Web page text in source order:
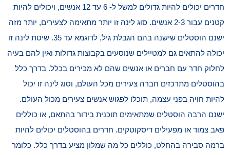
חדרים יכולים להיות גדולים למשל ל- 6 עד 12 אנשים, ויכולים להיות
קטנים עבור 2-3 אנשים. סוג לינה זו יותר מתאימה לצעירים, יותר מזה
ישנם הוסטלים שישנה בהם הגבלת גיל, לדוגמא עד 35. שיטת לינה זו
יכולה להתאים גם למטיילים שנוסעים בקבוצות גדולות ואין להם בעיה
לחלוק חדר עם חברים או אנשים שהם לא מכירים בכלל. בדרך כלל
בהוסטלים מתרכזים חברה צעירים מכל העולם, וסוג לינה זו יכול
להיות חויה בפני עצמה, תוכלו לפגוש אנשים צעירים מכול העולם.
ישנם הרבה הוסטלים שמתאימים תוכנית בידור בהתאם, או כוללים
פאב צמוד או מפעילים דיסקוטקים. חדרים בהוסטלים יכולים להיות
ברמה סבירה בהחלט, כוללים כל מה שמלון מציע בדרך כלל. כלומר